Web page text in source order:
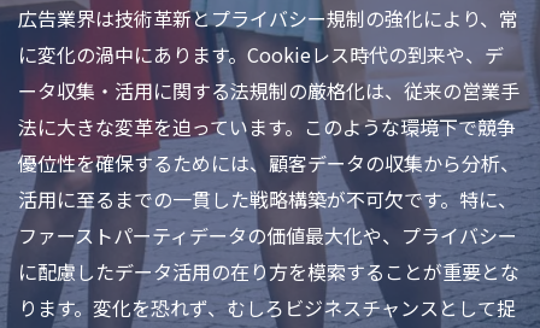
広告業界は技術革新とプライバシー規制の強化により、常
に変化の渦中にあります。Cookieレス時代の到来や、デ
ータ収集・活用に関する法規制の厳格化は、従来の営業手
法に大きな変革を迫っています。このような環境下で競争
優位性を確保するためには、顧客データの収集から分析、
活用に至るまでの一貫した戦略構築が不可欠です。特に、
ファーストパーティデータの価値最大化や、プライバシー
に配慮したデータ活用の在り方を模索することが重要とな
ります。変化を恐れず、むしろビジネスチャンスとして捉